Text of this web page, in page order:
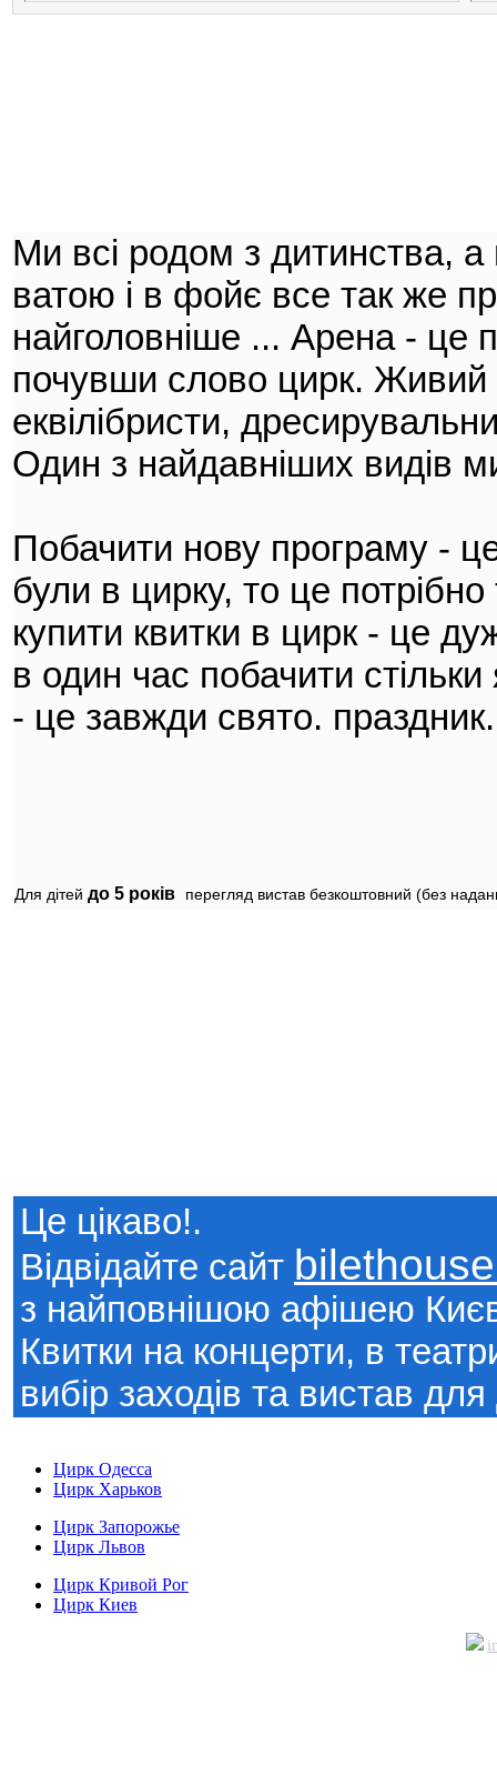
Ми всі родом з дитинства,
ватою і в фойє все так же
найголовніше ... Арена -
почувши слово цирк. Живий
еквілібристи,
Один з найдавніших видів
Побачити нову програму -
були в цирку, то це
купити квитки в цирк - це
в один час побачити стільки
- це завжди свято. праздник.
Для дітей до 5 років перегляд вистав безкоштовний (без
Це цікаво!.
Відвідайте сайт
з найповнішою афішею
Квитки на концерти, в
вибір заходів та вистав для
Цирк Одесса
Цирк Харьков
Цирк Запорожье
Цирк Львов
Цирк Кривой Рог
Цирк Киев